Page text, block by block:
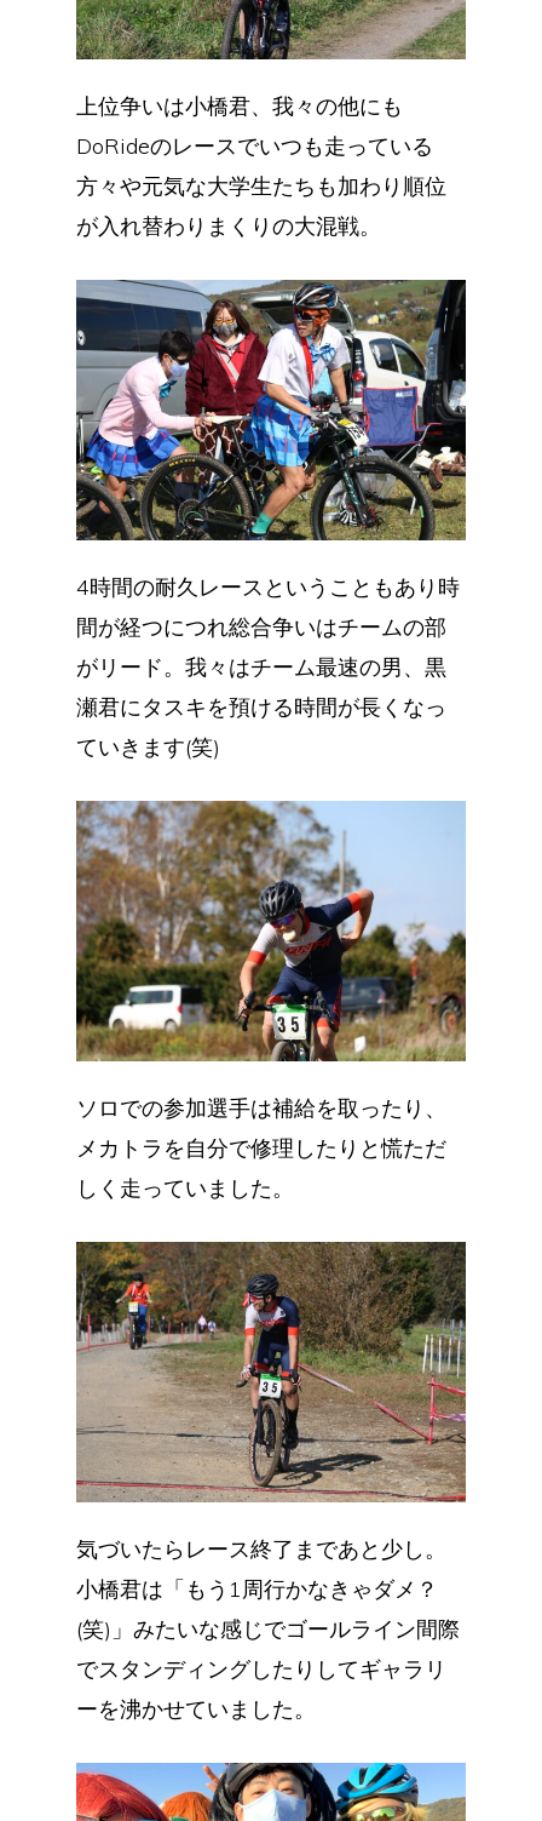
上位争いは小橋君、我々の他にも
DoRideのレースでいつも走っている
方々や元気な大学生たちも加わり順位
が入れ替わりまくりの大混戦。
4時間の耐久レースということもあり時
間が経つにつれ総合争いはチームの部
がリード。我々はチーム最速の男、黒
瀬君にタスキを預ける時間が長くなっ
ていきます(笑)
ソロでの参加選手は補給を取ったり、
メカトラを自分で修理したりと慌ただ
しく走っていました。
気づいたらレース終了まであと少し。
小橋君は「もう1周行かなきゃダメ？
(笑)」みたいな感じでゴールライン間際
でスタンディングしたりしてギャラリ
ーを沸かせていました。